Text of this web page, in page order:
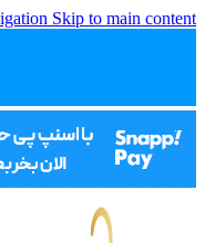
Skip to main content